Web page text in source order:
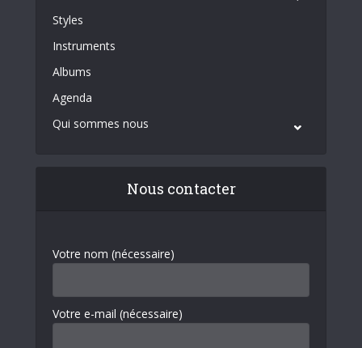
Styles
Instruments
Albums
Agenda
Qui sommes nous
Nous contacter
Votre nom (nécessaire)
Votre e-mail (nécessaire)